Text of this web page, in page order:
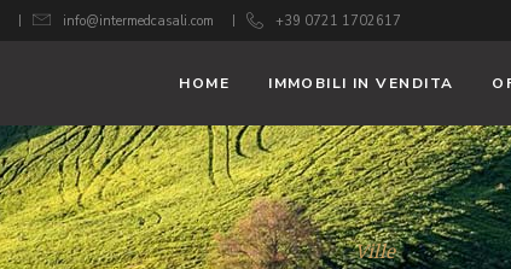
info@intermedcasali.com +39 0721 1702617
HOME IMMOBILI IN VENDITA
Ville